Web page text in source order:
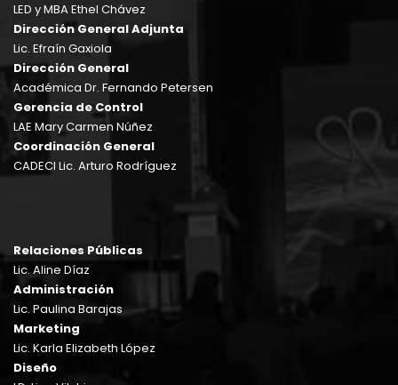
LED y MBA Ethel Chávez
Dirección General Adjunta
Lic. Efraín Gaxiola
Dirección General
Académica Dr. Fernando Petersen
Gerencia de Control
LAE Mary Carmen Núñez
Coordinación General
CADECI Lic. Arturo Rodríguez
Relaciones Públicas
Lic. Aline Díaz
Administración
Lic. Paulina Barajas
Marketing
Lic. Karla Elizabeth López
Diseño